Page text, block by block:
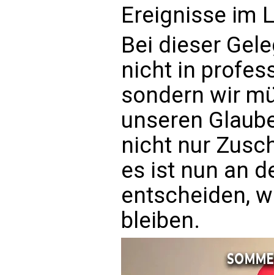
Ereignisse im
Bei dieser
nicht in
sondern wir
unseren
nicht nur
es ist nun an
entscheiden,
bleiben.